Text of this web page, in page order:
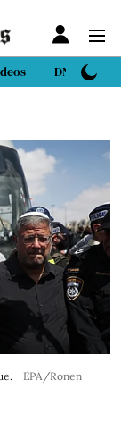
DN Sport
EPA/Ronen